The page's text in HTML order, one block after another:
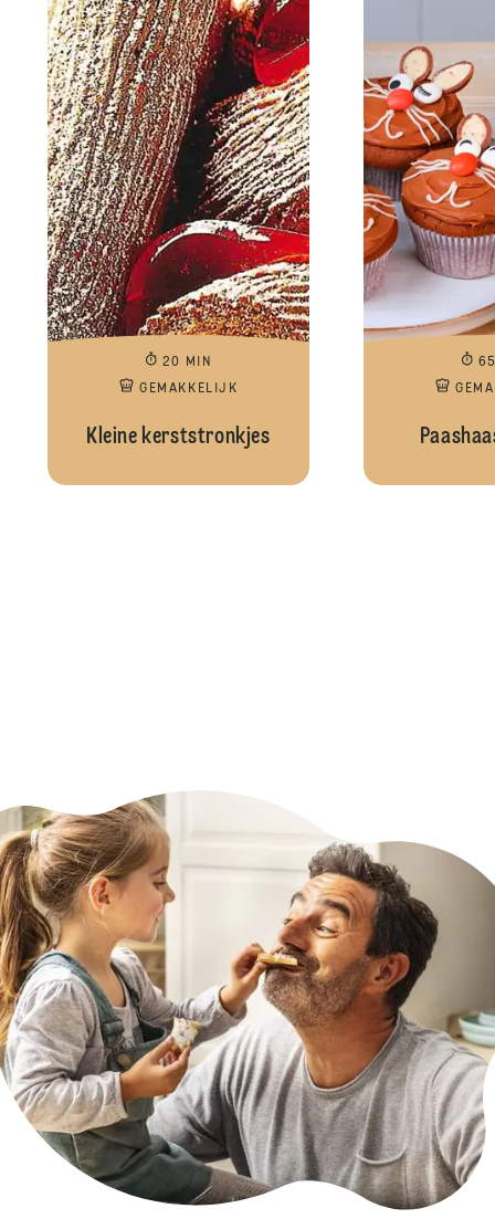
20 MIN
GEMAKKELIJK
Kleine kerststronkjes